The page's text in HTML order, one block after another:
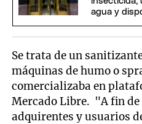
agua y
Se trata de un
máquinas de humo o
comercializaba en
Mercado Libre. "A fin de
adquirentes y usuarios